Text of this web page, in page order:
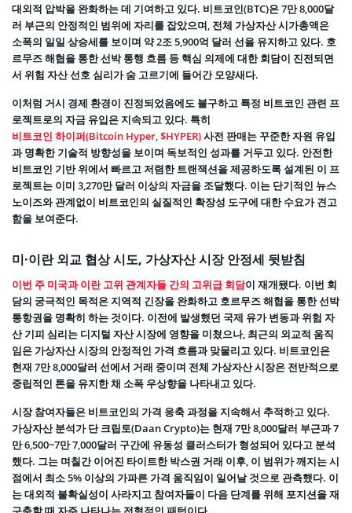
대외적 압박을 완화하는 데 기여하고 있다. 비트코인(BTC)은 7만 8,000달
러 부근의 안정적인 범위에 자리를 잡았으며, 전체 가상자산 시가총액은
소폭의 일일 상승세를 보이며 약 2조 5,900억 달러 선을 유지하고 있다. 호
르무즈 해협을 통한 선박 통행 흐름 등 핵심 의제에 대한 회담이 진전되면
서 위험 자산 선호 심리가 숨 고르기에 들어간 모양새다.
이처럼 거시 경제 환경이 진정되었음에도 불구하고 특정 비트코인 관련 프
로젝트로의 자금 유입은 지속되고 있다. 특히
비트코인 하이퍼(Bitcoin Hyper, $HYPER)사전 판매는 꾸준한 자원 유입
과 명확한 기술적 방향성을 보이며 독보적인 성과를 거두고 있다. 안전한
비트코인 기반 위에서 빠르고 저렴한 트랜잭션을 제공하도록 설계된 이 프
로젝트는 이미 3,270만 달러 이상의 자금을 조달했다. 이는 단기적인 뉴스
노이즈와 관계없이 비트코인의 실질적인 확장성 도구에 대한 수요가 견고
함을 보여준다.
미·이란 외교 협상 시도, 가상자산 시장 안정세 뒷받침
이번 주 미국과 이란 고위 관계자들 간의 고위급 회담이 재개됐다. 이번 회
담의 궁극적인 목적은 지역적 긴장을 완화하고 호르무즈 해협을 통한 선박
통항권을 명확히 하는 것이다. 이전에 발생했던 국제 유가 변동과 위험 자
산 기피 심리는 디지털 자산 시장에 영향을 미쳤으나, 최근의 외교적 움직
임은 가상자산 시장의 안정적인 가격 흐름과 맞물리고 있다. 비트코인은
현재 7만 8,000달러 선에서 거래 중이며 전체 가상자산 시장은 전반적으로
중립적인 톤을 유지한 채 소폭 우상향을 나타내고 있다.
시장 참여자들은 비트코인의 가격 응축 과정을 지속해서 추적하고 있다.
가상자산 분석가 단 크립토(Daan Crypto)는 현재 7만 8,000달러 부근과 7
만 6,500~7만 7,000달러 구간에 유동성 클러스터가 형성되어 있다고 분석
했다. 그는 며칠간 이어진 타이트한 박스권 거래 이후, 이 범위가 깨지는 시
점에서 최소 5% 이상의 가파른 가격 움직임이 일어날 것으로 관측했다. 이
는 대외적 불확실성이 사라지고 참여자들이 다음 단계를 위해 포지션을 재